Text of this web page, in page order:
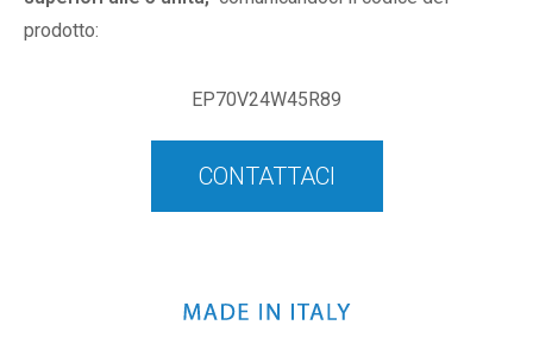
prodotto:
EP70V24W45R89
CONTATTACI